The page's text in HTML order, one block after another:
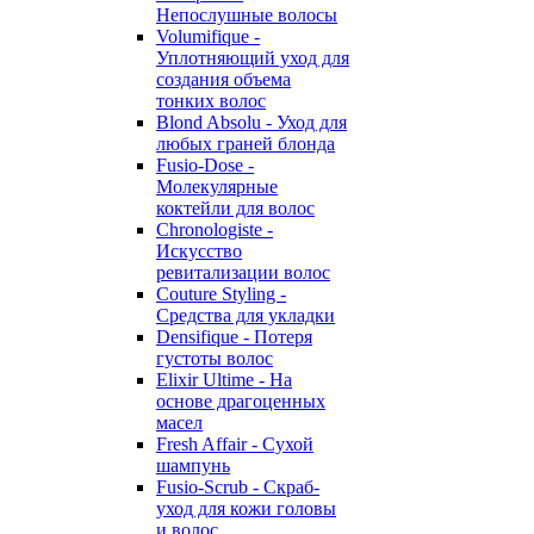
Непослушные волосы
Volumifique -
Уплотняющий уход для
создания объема
тонких волос
Blond Absolu - Уход для
любых граней блонда
Fusio-Dose -
Молекулярные
коктейли для волос
Chronologiste -
Искусство
ревитализации волос
Couture Styling -
Средства для укладки
Densifique - Потеря
густоты волос
Elixir Ultime - На
основе драгоценных
масел
Fresh Affair - Сухой
шампунь
Fusio-Scrub - Скраб-
уход для кожи головы
и волос